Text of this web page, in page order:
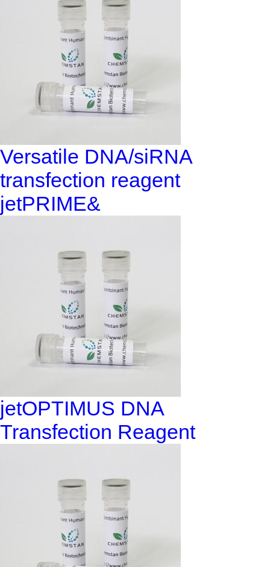
Versatile DNA/siRNA
transfection reagent
jetPRIME&
jetOPTIMUS DNA
Transfection Reagent